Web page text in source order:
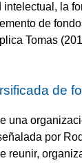
intelectual, la
de
Tomas
de
una
por
reunir,